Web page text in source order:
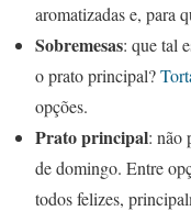
aromatizadas e, para
Sobremesas: que tal
o prato principal?
opções.
Prato principal: não
de domingo. Entre
todos felizes,